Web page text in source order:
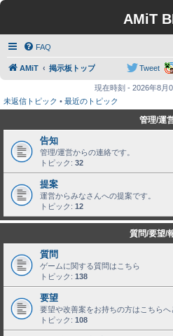
AMiT
FAQ
AMiT 掲示板トップ Tweet
現在時刻 - 2026年8月
未返信トピック • 最近のトピック
管理/運
告知
管理/運営からの連絡です。
トピック: 32
提案
運営からみなさんへの提案です。
トピック: 12
質問/要望/
質問
ゲームに関する質問はこちら
トピック: 138
要望
要望や改善案をお持ちの方はこちらへ
トピック: 108